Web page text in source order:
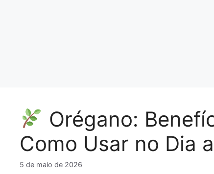
Orégano:
Como Usar no Dia
5 de maio de 2026